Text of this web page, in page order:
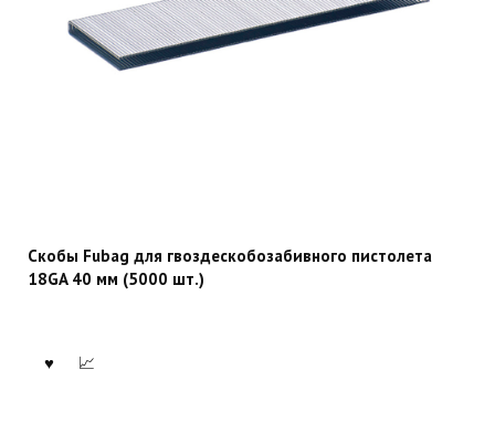
Скобы Fubag для гвоздескобозабивного пистолета
18GA 40 мм (5000 шт.)